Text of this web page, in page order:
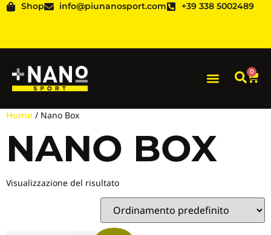
Shop info@piunanosport.com +39 338 5002489
0
Home / Nano Box
NANO BOX
Visualizzazione del risultato